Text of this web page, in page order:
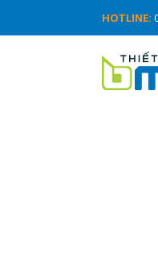
HOTLINE: